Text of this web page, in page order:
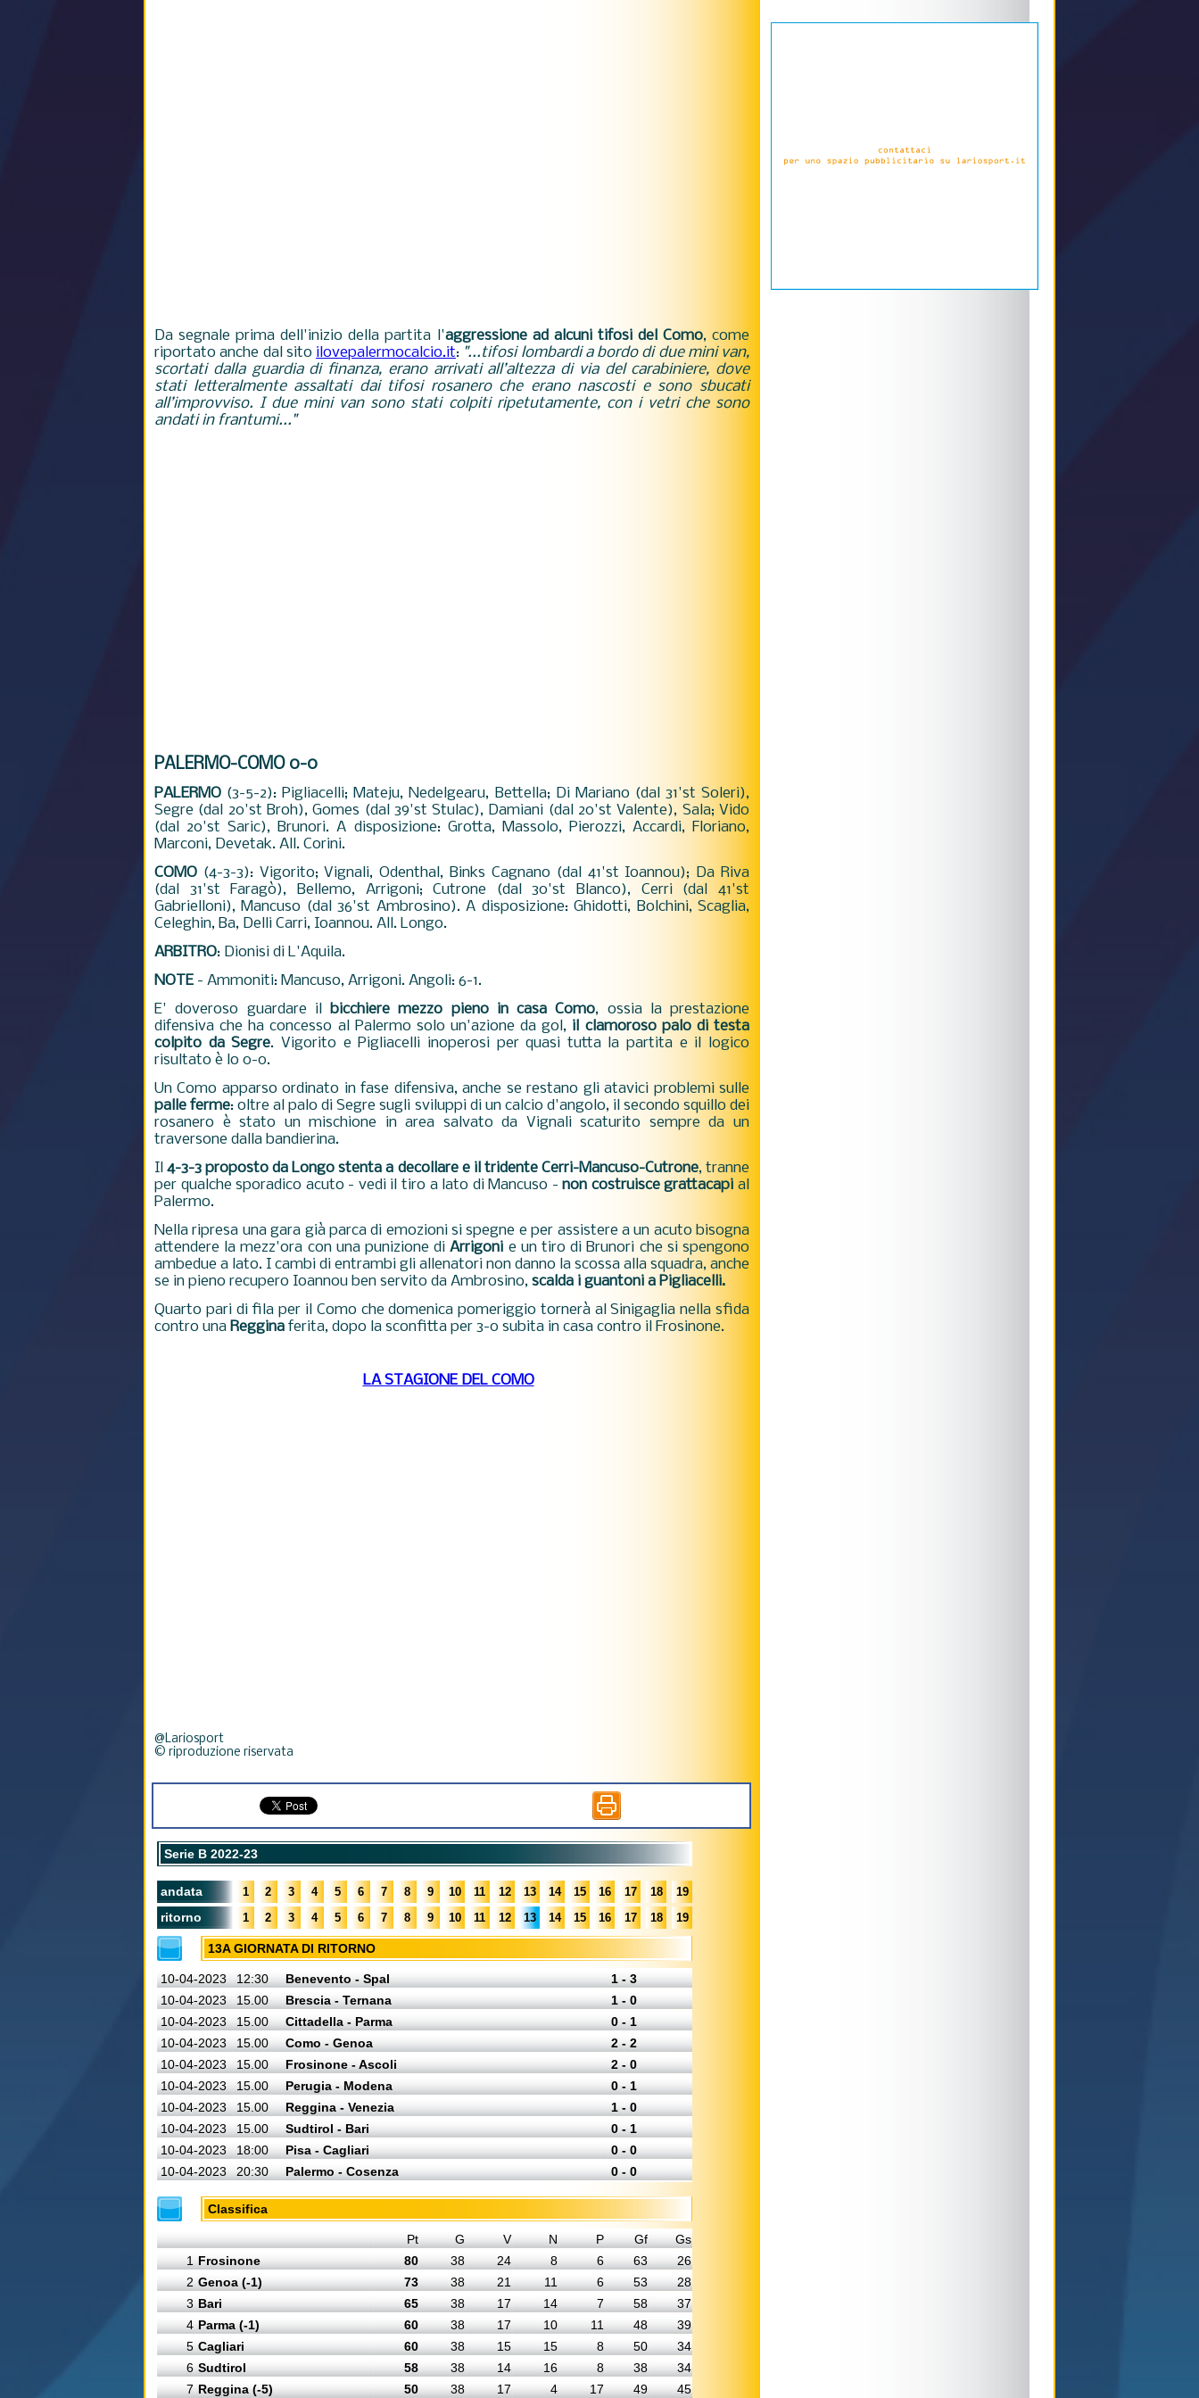
Da segnale prima dell'inizio della partita l'aggressione ad alcuni tifosi del Como, come
riportato anche dal sito ilovepalermocalcio.it: "...tifosi lombardi a bordo di due mini van,
scortati dalla guardia di finanza, erano arrivati all’altezza di via del carabiniere, dove
stati letteralmente assaltati dai tifosi rosanero che erano nascosti e sono sbucati
all’improvviso. I due mini van sono stati colpiti ripetutamente, con i vetri che sono
andati in frantumi..."
PALERMO-COMO 0-0
PALERMO (3-5-2): Pigliacelli; Mateju, Nedelgearu, Bettella; Di Mariano (dal 31'st Soleri),
Segre (dal 20'st Broh), Gomes (dal 39'st Stulac), Damiani (dal 20'st Valente), Sala; Vido
(dal 20'st Saric), Brunori. A disposizione: Grotta, Massolo, Pierozzi, Accardi, Floriano,
Marconi, Devetak. All. Corini.
COMO (4-3-3): Vigorito; Vignali, Odenthal, Binks Cagnano (dal 41'st Ioannou); Da Riva
(dal 31'st Faragò), Bellemo, Arrigoni; Cutrone (dal 30'st Blanco), Cerri (dal 41'st
Gabrielloni), Mancuso (dal 36'st Ambrosino). A disposizione: Ghidotti, Bolchini, Scaglia,
Celeghin, Ba, Delli Carri, Ioannou. All. Longo.
ARBITRO: Dionisi di L'Aquila.
NOTE - Ammoniti: Mancuso, Arrigoni. Angoli: 6-1.
E' doveroso guardare il bicchiere mezzo pieno in casa Como, ossia la prestazione
difensiva che ha concesso al Palermo solo un'azione da gol, il clamoroso palo di testa
colpito da Segre. Vigorito e Pigliacelli inoperosi per quasi tutta la partita e il logico
risultato è lo 0-0.
Un Como apparso ordinato in fase difensiva, anche se restano gli atavici problemi sulle
palle ferme: oltre al palo di Segre sugli sviluppi di un calcio d'angolo, il secondo squillo dei
rosanero è stato un mischione in area salvato da Vignali scaturito sempre da un
traversone dalla bandierina.
Il 4-3-3 proposto da Longo stenta a decollare e il tridente Cerri-Mancuso-Cutrone, tranne
per qualche sporadico acuto - vedi il tiro a lato di Mancuso -non costruisce grattacapi al
Palermo.
Nella ripresa una gara già parca di emozioni si spegne e per assistere a un acuto bisogna
attendere la mezz'ora con una punizione diArrigoni e un tiro di Brunori che si spengono
ambedue a lato. I cambi di entrambi gli allenatori non danno la scossa alla squadra, anche
se in pieno recupero Ioannou ben servito da Ambrosino, scalda i guantoni a Pigliacelli.
Quarto pari di fila per il Como che domenica pomeriggio tornerà al Sinigaglia nella sfida
contro una Reggina ferita, dopo la sconfitta per 3-0 subita in casa contro il Frosinone.
LA STAGIONE DEL COMO
@Lariosport
© riproduzione riservata
Serie B 2022-23
andata 1 2 3 4 5 6 7 8 9 10 11 12 13 14 15 16 17 18 19
ritorno 1 2 3 4 5 6 7 8 9 10 11 12 13 14 15 16 17 18 19
13A GIORNATA DI RITORNO
10-04-2023 12:30 Benevento - Spal
1 - 3
10-04-2023
15.00 Brescia - Ternana
1 - 0
10-04-2023
15.00 Cittadella - Parma
0 - 1
10-04-2023
15.00 Como - Genoa
2 - 2
10-04-2023
15.00 Frosinone - Ascoli
2 - 0
10-04-2023
15.00 Perugia - Modena
0 - 1
10-04-2023
15.00 Reggina - Venezia
1 - 0
10-04-2023
15.00 Sudtirol - Bari
0 - 1
10-04-2023
18:00 Pisa - Cagliari
0 - 0
10-04-2023
20:30 Palermo - Cosenza 0 - 0
Classifica
Pt G V N P Gf
Gs
1 Frosinone 80 38 24 8 6 63
26
2 Genoa (-1) 73 38 21 11 6 53
28
3 Bari 65 38 17 14 7 58
37
4 Parma (-1) 60 38 17 10 11 48
39
5 Cagliari 60 38 15 15 8 50
34
6 Sudtirol 58 38 14 16 8 38
34
7 Reggina (-5) 50 38 17 4 17 49 45